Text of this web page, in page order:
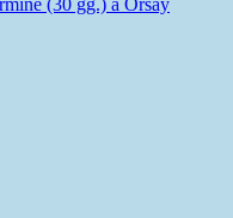
(30 gg.) a Orsay